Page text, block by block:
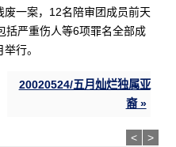
一案，12名陪审团成员前天
括严重伤人等6项罪名全部成
行。
20020524/五月灿烂独属亚
裔 »
< >